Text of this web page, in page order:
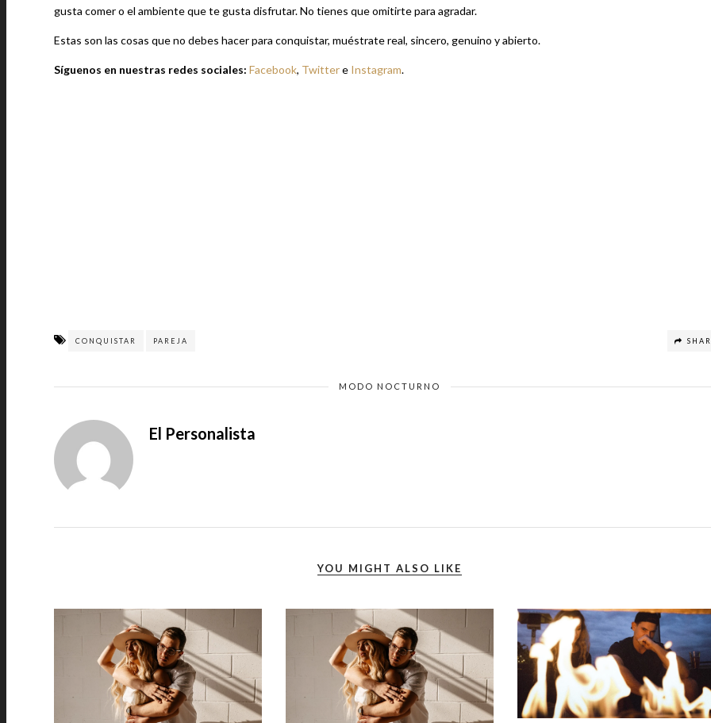
gusta comer o el ambiente que te gusta disfrutar. No tienes que omitirte para agradar.
Estas son las cosas que no debes hacer para conquistar, muéstrate real, sincero, genuino y abierto.
Síguenos en nuestras redes sociales: Facebook, Twittere Instagram.
CONQUISTAR PAREJA
MODO NOCTURNO
El Personalista
YOU MIGHT ALSO LIKE